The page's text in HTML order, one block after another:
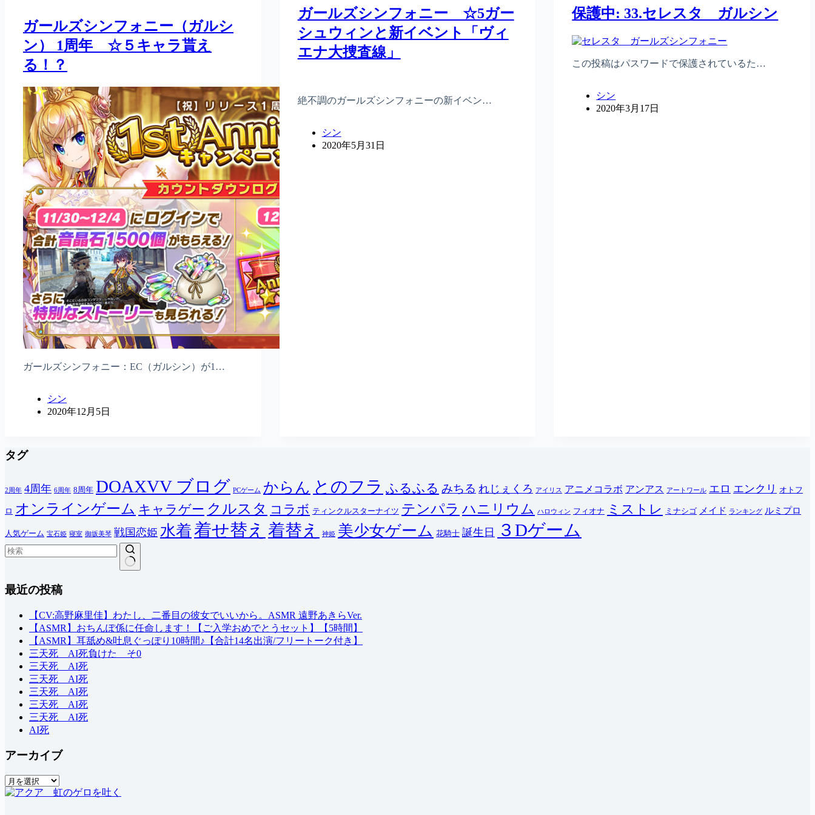
ガールズシンフォニー（ガルシ
ン） 1周年 ☆５キャラ貰え
る！？
ガールズシンフォニー：EC（ガルシン）が1…
シン
2020年12月5日
ガールズシンフォニー ☆5ガー
シュウィンと新イベント「ヴィ
エナ大捜査線」
絶不調のガールズシンフォニーの新イベン…
シン
2020年5月31日
保護中: 33.セレスタ ガルシン
この投稿はパスワードで保護されているた…
シン
2020年3月17日
タグ
2周年 4周年 6周年 8周年 DOAXVV ブログ PCゲーム からん とのフラ ふるふる みちる れじぇくろ アイリス アニメコラボ アンアス アートワール エロ エンクリ オトフ
ロ オンラインゲーム キャラゲー クルスタ コラボ ティンクルスターナイツ テンパラ ハニリウム ハロウィン フィオナ ミストレ ミナシゴ メイド ランキング ルミプロ
人気ゲーム 宝石姫 寝室 御坂美琴 戦国恋姫 水着着せ替え 着替え 神姫 美少女ゲーム 花騎士 誕生日 ３Dゲーム
果
最近の投稿
【CV:高野麻里佳】わたし、二番目の彼女でいいから。ASMR 遠野あきらVer.
【ASMR】おちんぽ係に任命します！【ご入学おめでとうセット】【5時間】
【ASMR】耳舐め&吐息ぐっぽり10時間♪【合計14名出演/フリートーク付き】
三天死 AI死負けた そ0
三天死 AI死
三天死 AI死
三天死 AI死
三天死 AI死
三天死 AI死
AI死
アーカイブ
ア
ー